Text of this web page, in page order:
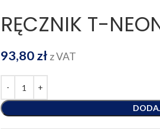
RĘCZNIK T-
93,80zł z VAT